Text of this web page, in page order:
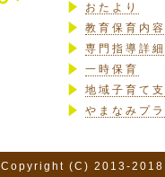
おたより
教育保育内
専門指導詳細
一時保育
地域子育て
やまなみプ
Copyright (C) 2013-